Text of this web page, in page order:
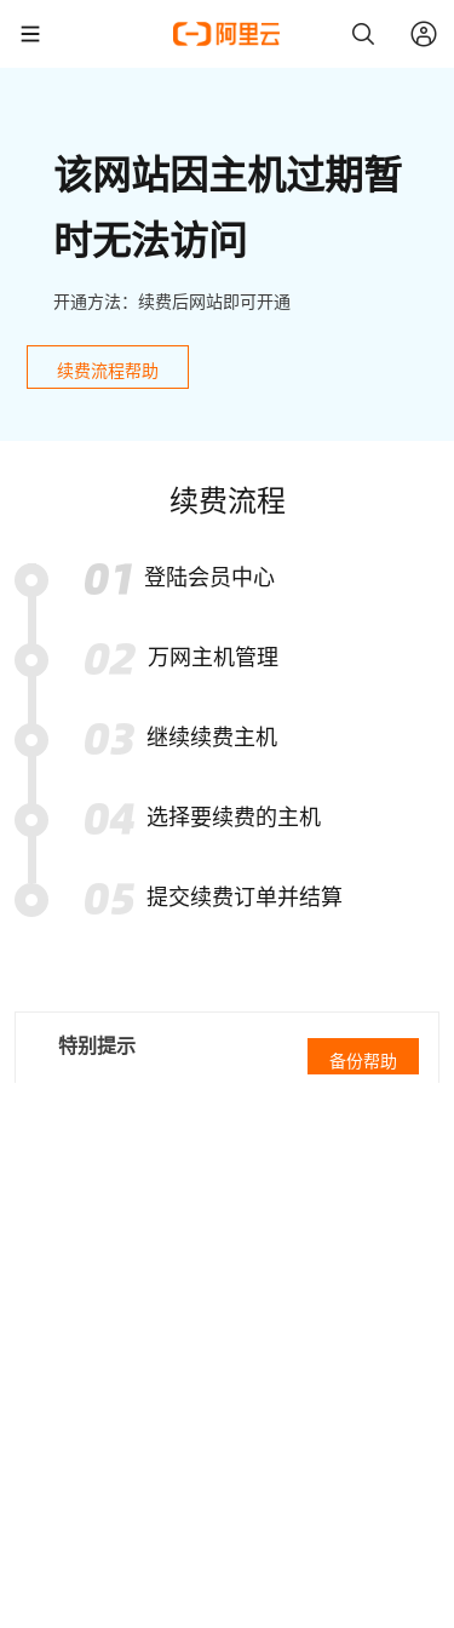
该网站因主机过期暂
时无法访问
开通方法：续费后网站即可开通
续费流程帮助
续费流程
登陆会员中心
万网主机管理
继续续费主机
选择要续费的主机
提交续费订单并结算
特别提示
备份帮助